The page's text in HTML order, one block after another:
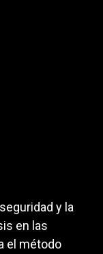
y la
en las
el método